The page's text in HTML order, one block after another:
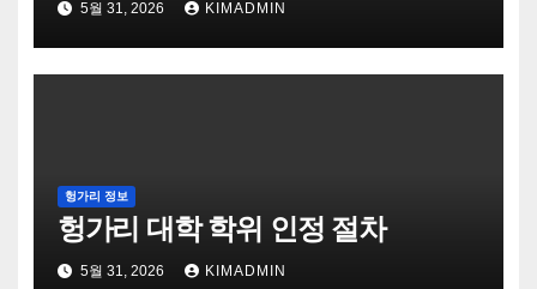
5월 31, 2026 KIMADMIN
헝가리 정보
헝가리 대학 학위 인정 절차
5월 31, 2026 KIMADMIN